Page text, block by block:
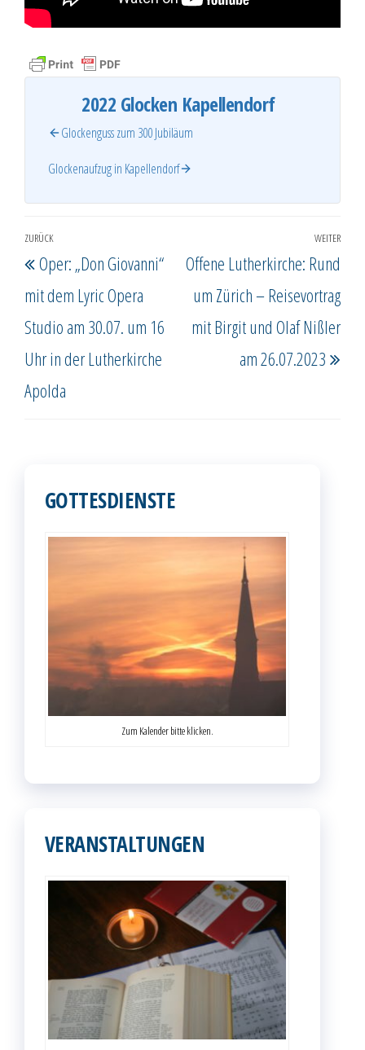
2022 Glocken Kapellendorf
Glockenguss zum 300 Jubiläum
Glockenaufzug in Kapellendorf
Beitragsnavigation
Vorheriger
Beitrag
ZURÜCK
Oper: „Don Giovanni“
mit dem Lyric Opera
Studio am 30.07. um 16
Uhr in der Lutherkirche
Apolda
WEITER
Offene Lutherkirche: Rund
um Zürich – Reisevortrag
mit Birgit und Olaf Nißler
am 26.07.2023
GOTTESDIENSTE
Zum Kalender bitte klicken.
VERANSTALTUNGEN